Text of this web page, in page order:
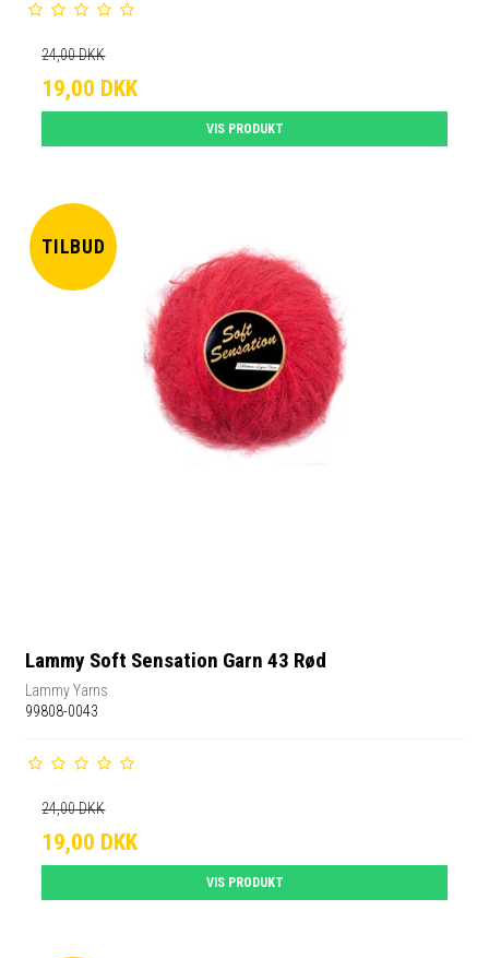
24,00 DKK
19,00 DKK
VIS PRODUKT
TILBUD
Lammy Soft Sensation Garn 43 Rød
Lammy Yarns
99808-0043
24,00 DKK
19,00 DKK
VIS PRODUKT